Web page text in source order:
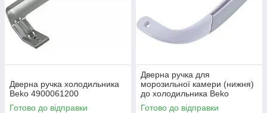
Дверна ручка холодильника
Beko 4900061200
Готово до відправки
Дверна ручка для
морозильної камери (нижня)
до холодильника Beko
4326390500
Готово до відправки